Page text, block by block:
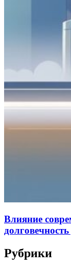
Влияние
Рубрики